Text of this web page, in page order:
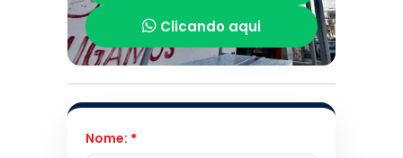
Clicando aqui
Nome: *